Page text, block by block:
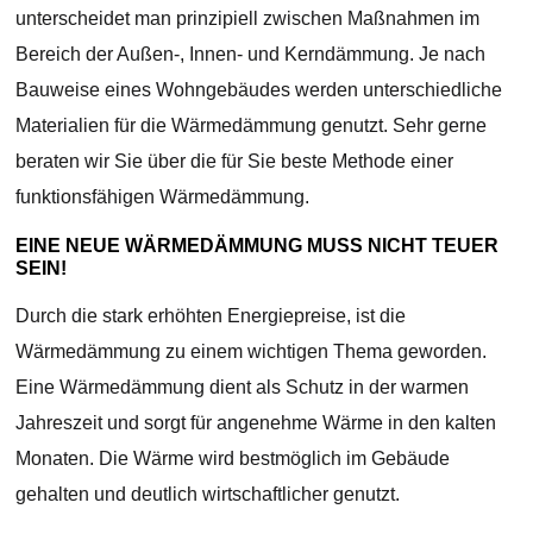
unterscheidet man prinzipiell zwischen Maßnahmen im
Bereich der Außen-, Innen- und Kerndämmung. Je nach
Bauweise eines Wohngebäudes werden unterschiedliche
Materialien für die Wärmedämmung genutzt. Sehr gerne
beraten wir Sie über die für Sie beste Methode einer
funktionsfähigen Wärmedämmung.
EINE NEUE WÄRMEDÄMMUNG MUSS NICHT TEUER
SEIN!
Durch die stark erhöhten Energiepreise, ist die
Wärmedämmung zu einem wichtigen Thema geworden.
Eine Wärmedämmung dient als Schutz in der warmen
Jahreszeit und sorgt für angenehme Wärme in den kalten
Monaten. Die Wärme wird bestmöglich im Gebäude
gehalten und deutlich wirtschaftlicher genutzt.